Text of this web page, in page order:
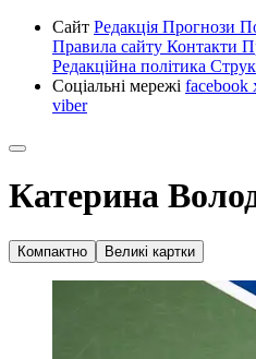
Сайт Редакція Прогнози
Правила сайту Контакти
Редакційна політика
Соціальні мережі facebook
viber
Катерина
Компактно Великі картки